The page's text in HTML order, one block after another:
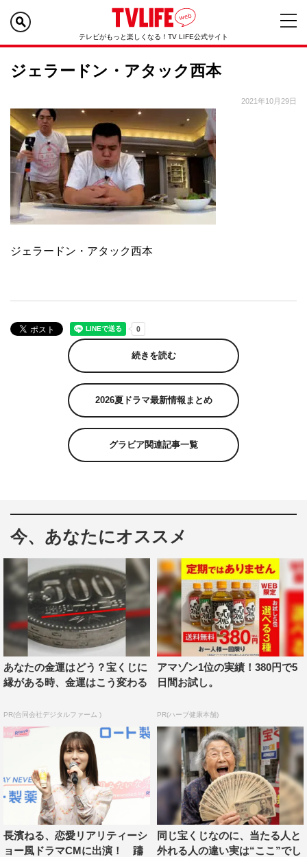
テレビがもっと楽しくなる！TV LIFE公式サイト
ジェラードン・アタック西本
2021年10月29日
ジェラードン・アタック西本
続きを読む
2026夏ドラマ最新情報まとめ
グラビア関連記事一覧
今、あなたにオススメ
あなたの金運はどう？宝くじに
縁がある時、金運はこう変わる
PR(合同会社デジタルファーム )
アマゾン1位の実績！380円で5
日間お試し。
PR(ハーブ健康本舗)
長濱ねる、恋愛リアリティーシ
ョー風ドラマCMに出演！ 躊
同じ宝くじなのに、当たる人と
外れる人の違い実は“ここ”でし